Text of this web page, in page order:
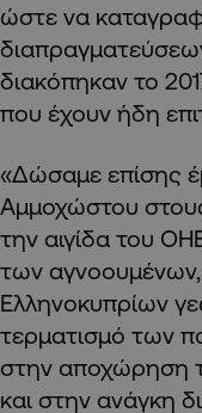
ώστε να
διακόπηκαν το
που έχουν ήδη
«Δώσαμε επίσης
Αμμοχώστου
την αιγίδα του
των
Ελληνοκυπρίων
τερματισμό των
στην αποχώρηση
και στην ανάγκη